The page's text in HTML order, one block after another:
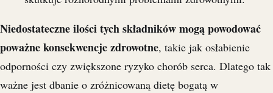
Niedostateczne ilości tych składników mogą powodować
poważne konsekwencje zdrowotne, takie jak osłabienie
odporności czy zwiększone ryzyko chorób serca. Dlatego tak
ważne jest dbanie o zróżnicowaną dietę bogatą w